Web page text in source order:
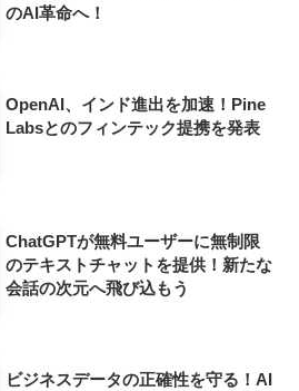
のAI革命へ！
OpenAI、インド進出を加速！Pine
Labsとのフィンテック提携を発表
ChatGPTが無料ユーザーに無制限
のテキストチャットを提供！新たな
会話の次元へ飛び込もう
ビジネスデータの正確性を守る！AI